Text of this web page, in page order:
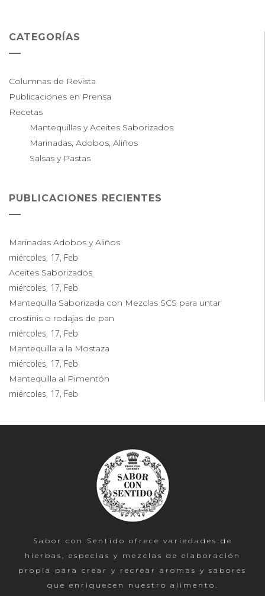
CATEGORÍAS
Columnas de Revista
Publicaciones en Prensa
Recetas
Mantequillas y Aceites Saborizados
Marinadas, Adobos, Aliños
Salsas y Pastas
PUBLICACIONES RECIENTES
Marinadas Adobos y Aliños
miércoles, 17, Feb
Aceites Saborizados
miércoles, 17, Feb
Mantequilla Saborizada con Mezclas SCS para untar
crostinis o rodajas de pan
miércoles, 17, Feb
Mantequilla a la Mostaza
miércoles, 17, Feb
Mantequilla al Pimentón
miércoles, 17, Feb
Sabor con Sentido ofrece variedades de
hierbas, especias y mezclas de elaboración
propia para crear y recrear aromas y sabores
que enriquecen nuestro alimento.